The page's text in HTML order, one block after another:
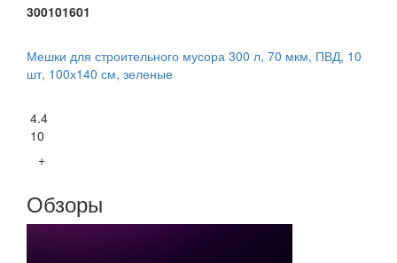
300101601
Мешки для строительного мусора 300 л, 70 мкм, ПВД, 10
шт, 100х140 см, зеленые
4.4
10
+
Обзоры